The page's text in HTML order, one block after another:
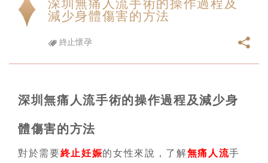
深圳無痛人流手術的操作過程及
減少身體傷害的方法
終止懷孕
深圳無痛人流手術的操作過程及減少身
體傷害的方法
對於需要終止妊娠的女性來說，了解無痛人流手